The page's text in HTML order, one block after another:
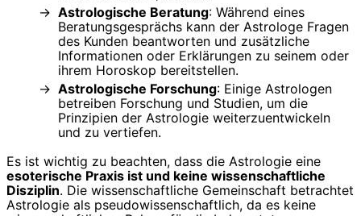
Astrologische Beratung: Während eines
Beratungsgesprächs kann der Astrologe Fragen
des Kunden beantworten und zusätzliche
Informationen oder Erklärungen zu seinem oder
ihrem Horoskop bereitstellen.
Astrologische Forschung: Einige Astrologen
betreiben Forschung und Studien, um die
Prinzipien der Astrologie weiterzuentwickeln
und zu vertiefen.
Es ist wichtig zu beachten, dass die Astrologie eine
esoterische Praxis ist und keine wissenschaftliche
Disziplin. Die wissenschaftliche Gemeinschaft betrachtet
Astrologie als pseudowissenschaftlich, da es keine